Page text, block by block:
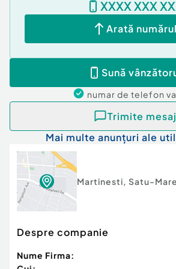
Cod ofertă / ID BLITZ: P95939
Număr Băi:2
Nr. locuri parcare: 2
XXXX XXX
Arată numărul
Sună
numar de telefon
Trimite mesaj
Mai multe anunțuri ale
Martinesti, Satu-Mare
Despre companie
Nume Firma: